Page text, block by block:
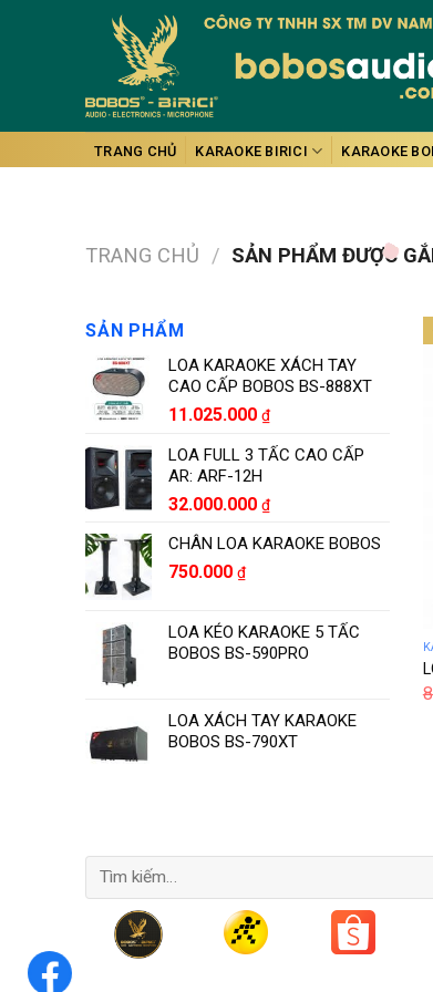
TRANG CHỦ KARAOKE BIRICI KARAOKE
TRANG CHỦ / SẢN PHẨM ĐƯỢC
SẢN PHẨM
LOA KARAOKE XÁCH TAY
CAO CẤP BOBOS BS-888XT
11.025.000 ₫
LOA FULL 3 TẤC CAO CẤP
AR: ARF-12H
32.000.000 ₫
CHÂN LOA KARAOKE BOBOS
750.000 ₫
LOA KÉO KARAOKE 5 TẤC
BOBOS BS-590PRO
LOA XÁCH TAY KARAOKE
BOBOS BS-790XT
Tìm
kiếm: